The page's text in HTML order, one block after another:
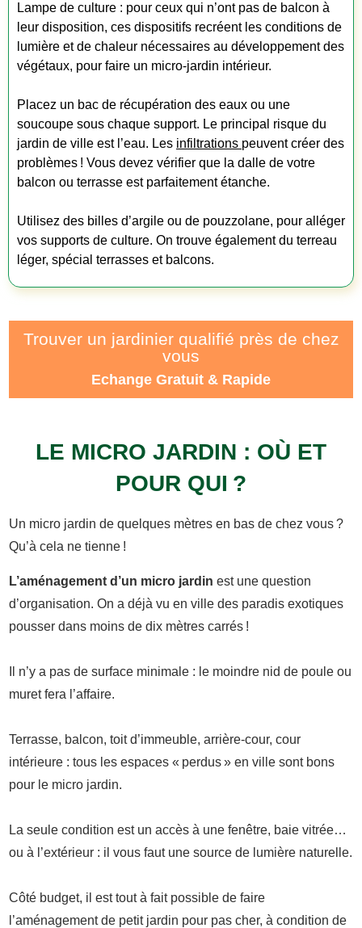
Lampe de culture : pour ceux qui n’ont pas de balcon à
leur disposition, ces dispositifs recréent les conditions de
lumière et de chaleur nécessaires au développement des
végétaux, pour faire un micro-jardin intérieur.
Placez un bac de récupération des eaux ou une
soucoupe sous chaque support. Le principal risque du
jardin de ville est l’eau. Les infiltrations peuvent créer des
problèmes ! Vous devez vérifier que la dalle de votre
balcon ou terrasse est parfaitement étanche.
Utilisez des billes d’argile ou de pouzzolane, pour alléger
vos supports de culture. On trouve également du terreau
léger, spécial terrasses et balcons.
Trouver un jardinier qualifié près de chez
vous
Echange Gratuit & Rapide
LE MICRO JARDIN : OÙ ET
POUR QUI ?
Un micro jardin de quelques mètres en bas de chez vous ?
Qu’à cela ne tienne !
L’aménagement d’un micro jardin est une question
d’organisation. On a déjà vu en ville des paradis exotiques
pousser dans moins de dix mètres carrés !
Il n’y a pas de surface minimale : le moindre nid de poule ou
muret fera l’affaire.
Terrasse, balcon, toit d’immeuble, arrière-cour, cour
intérieure : tous les espaces « perdus » en ville sont bons
pour le micro jardin.
La seule condition est un accès à une fenêtre, baie vitrée…
ou à l’extérieur : il vous faut une source de lumière naturelle.
Côté budget, il est tout à fait possible de faire
l’aménagement de petit jardin pour pas cher, à condition de